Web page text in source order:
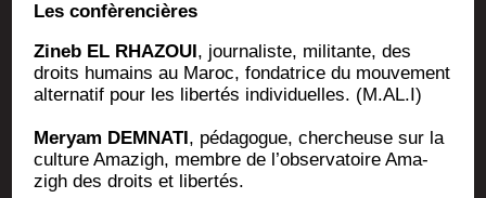
Les confèrencières
Zineb EL RHAZOUI, jour­na­liste, mili­tante, des
droits humains au Maroc, fon­da­trice du mou­ve­ment
alter­na­tif pour les liber­tés indi­vi­duelles. (M.AL.I)
Meryam DEMNATI, péda­gogue, cher­cheuse sur la
culture Ama­zigh, membre de l’observatoire Ama­
zigh des droits et libertés.